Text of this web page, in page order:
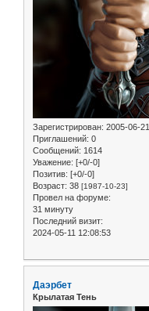
Зарегистрирован: 2005-06-21
Приглашений: 0
Сообщений: 1614
Уважение: [+0/-0]
Позитив: [+0/-0]
Возраст: 38 [1987-10-23]
Провел на форуме:
31 минуту
Последний визит:
2024-05-11 12:08:53
Даэрбет
Крылатая Тень